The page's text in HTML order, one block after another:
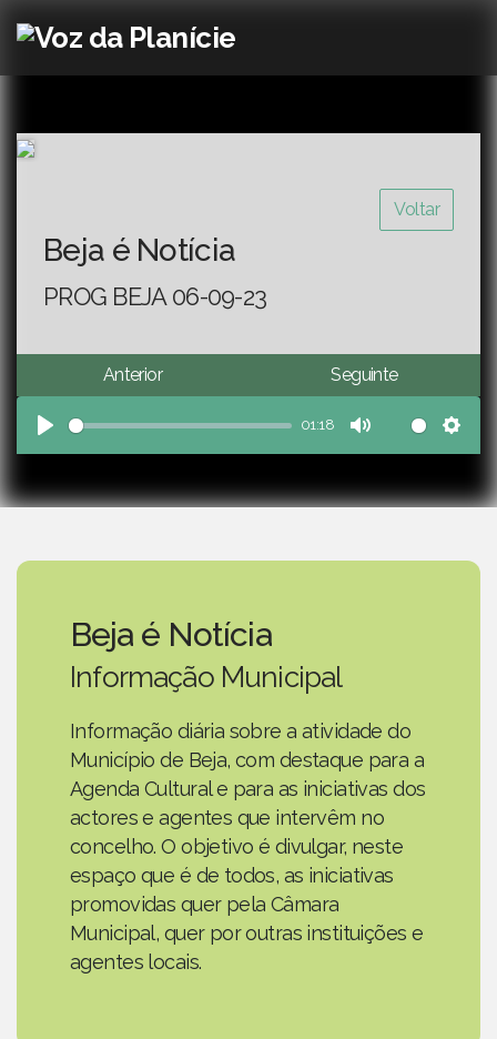
Voltar
Beja é Notícia
PROG BEJA 06-09-23
Anterior Seguinte
Play
01:18
Mute
Beja é Notícia
Informação Municipal
Informação diária sobre a atividade do
Município de Beja, com destaque para a
Agenda Cultural e para as iniciativas dos
actores e agentes que intervêm no
concelho. O objetivo é divulgar, neste
espaço que é de todos, as iniciativas
promovidas quer pela Câmara
Municipal, quer por outras instituições e
agentes locais.